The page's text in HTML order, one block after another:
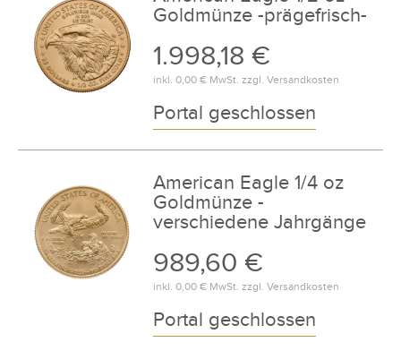
Goldmünze -prägefrisch-
1.998,18 €
inkl. 0,00 €MwSt. zzgl. Versandkosten
Portal geschlossen
American Eagle 1/4 oz
Goldmünze -
verschiedene Jahrgänge
989,60 €
inkl. 0,00 €MwSt. zzgl. Versandkosten
Portal geschlossen